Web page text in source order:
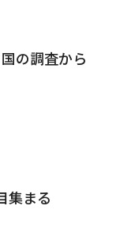
の調査から
集まる